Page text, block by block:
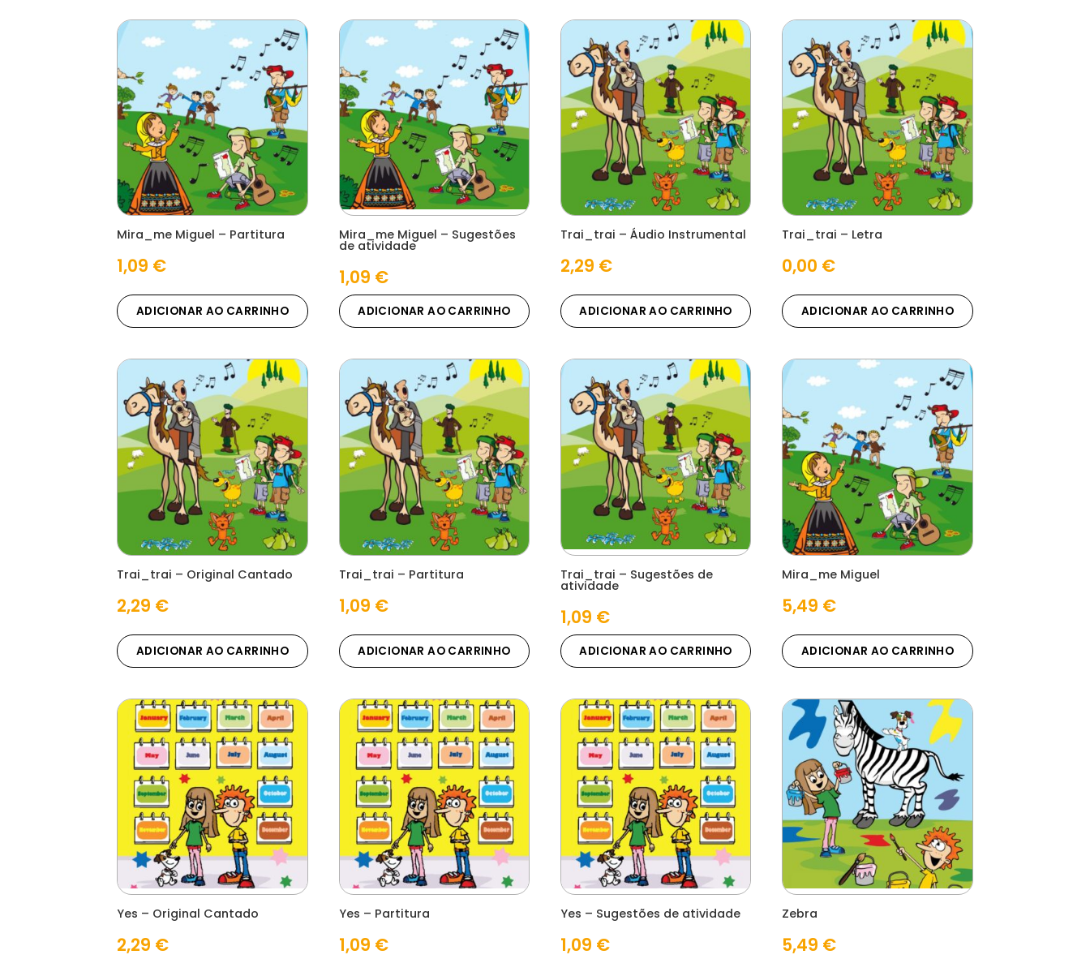
Mira_me Miguel – Partitura
1,09 €
ADICIONAR AO CARRINHO
Mira_me Miguel – Sugestões
de atividade
1,09 €
ADICIONAR AO CARRINHO
Trai_trai – Áudio Instrumental
2,29 €
ADICIONAR AO CARRINHO
Trai_trai – Letra
0,00 €
ADICIONAR AO CARRINHO
Trai_trai – Original Cantado
2,29 €
ADICIONAR AO CARRINHO
Trai_trai – Partitura
1,09 €
ADICIONAR AO CARRINHO
Trai_trai – Sugestões de
atividade
1,09 €
ADICIONAR AO CARRINHO
Mira_me Miguel
5,49 €
ADICIONAR AO CARRINHO
Yes – Original Cantado
2,29 €
Yes – Partitura
1,09 €
Yes – Sugestões de atividade
1,09 €
Zebra
5,49 €